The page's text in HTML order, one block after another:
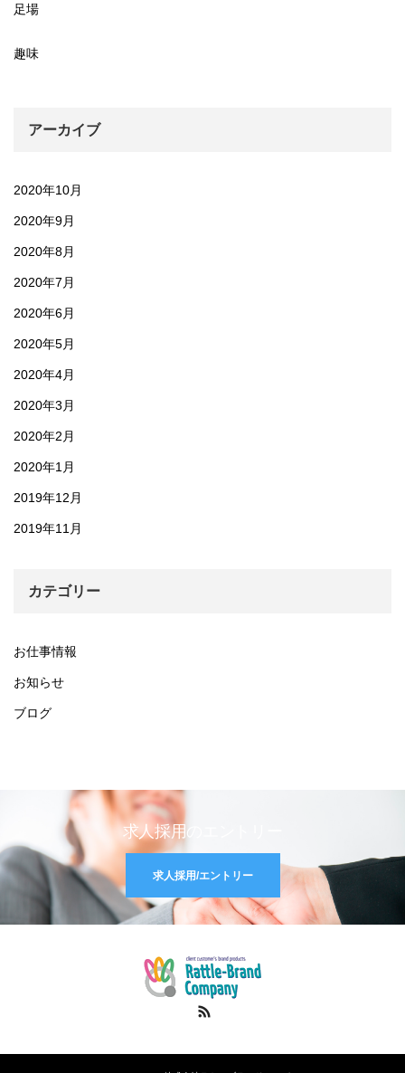
足場
趣味
アーカイブ
2020年10月
2020年9月
2020年8月
2020年7月
2020年6月
2020年5月
2020年4月
2020年3月
2020年2月
2020年1月
2019年12月
2019年11月
カテゴリー
お仕事情報
お知らせ
ブログ
求人採用のエントリー
求人採用/エントリー